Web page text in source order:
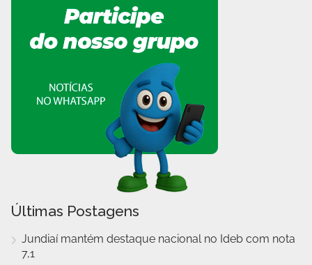
Últimas Postagens
Jundiaí mantém destaque nacional no Ideb com nota
7,1